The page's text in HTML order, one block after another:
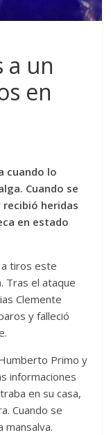
a un
en
cuando lo
Cuando se
recibió heridas
en estado
tiros este
Tras el ataque
Clemente
y falleció
Primo y
informaciones
en su casa,
Cuando se
mansalva.